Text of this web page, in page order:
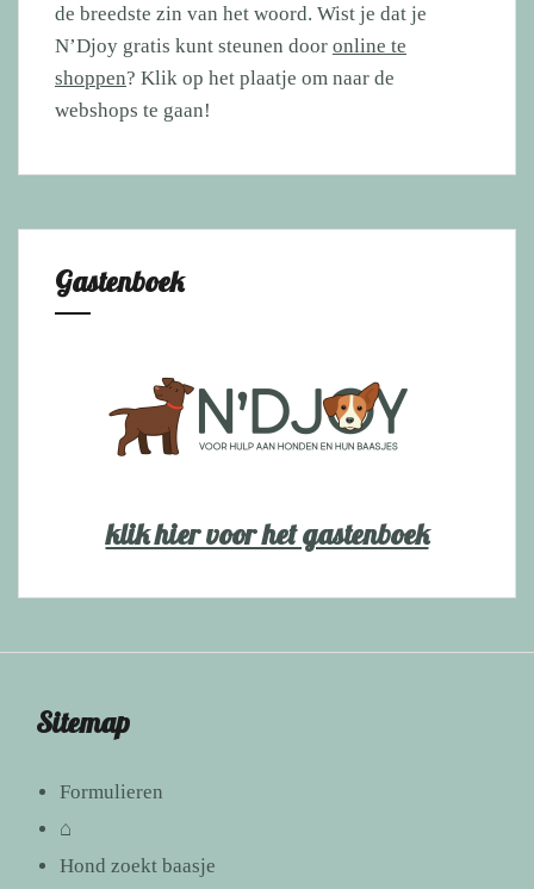
de breedste zin van het woord. Wist je dat je
N’Djoy gratis kunt steunen door online te
shoppen? Klik op het plaatje om naar de
webshops te gaan!
Gastenboek
klik hier voor het gastenboek
Sitemap
Formulieren
⌂
Hond zoekt baasje